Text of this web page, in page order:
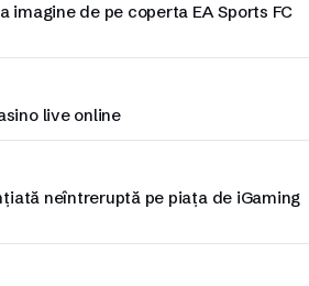
imagine de pe coperta EA Sports FC
live online
neîntreruptă pe piața de iGaming